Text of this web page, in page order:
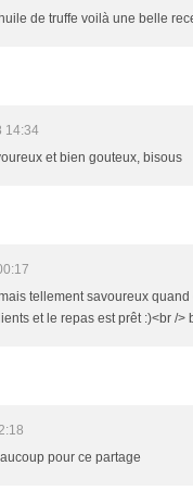
de truffe voilà une belle
14:34
et bien gouteux, bisous
tellement savoureux
et le repas est prêt :)<br />
pour ce partage